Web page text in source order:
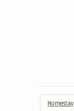
Homestay